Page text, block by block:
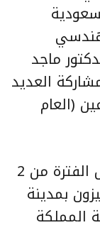
ماجد
العديد
(العام
ويهدف المؤتمر، الذي ينطلق خلال الفترة من 2
بمدينة
المملكة